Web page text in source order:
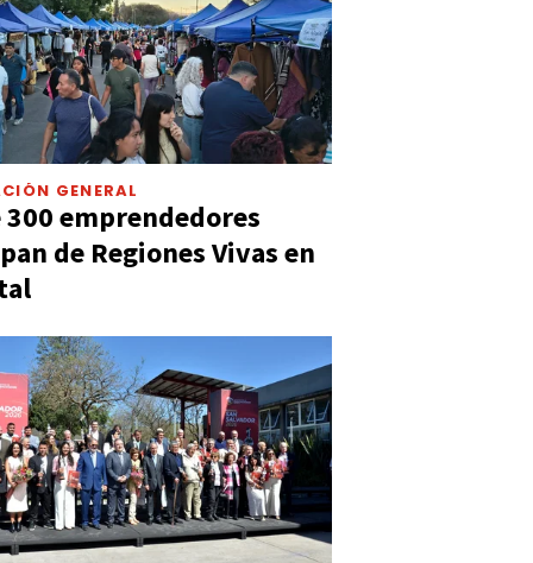
GENERAL
300 emprendedores
de Regiones Vivas en